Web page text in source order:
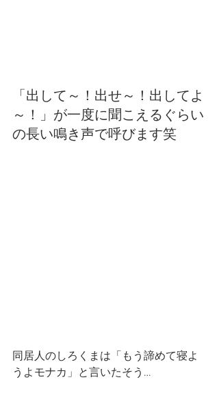
「出して～！出せ～！出してよ
～！」が一度に聞こえるぐらい
の長い鳴き声で呼びます笑
同居人のしろくまは「もう諦めて寝よ
うよモナカ」と言いたそう…